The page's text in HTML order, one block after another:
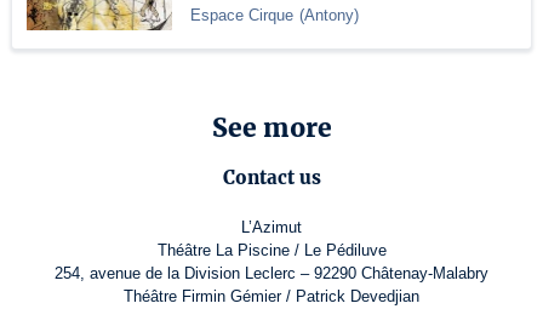
Espace Cirque (Antony)
See more
Contact us
L’Azimut
Théâtre La Piscine / Le Pédiluve
254, avenue de la Division Leclerc – 92290 Châtenay-Malabry
Théâtre Firmin Gémier / Patrick Devedjian